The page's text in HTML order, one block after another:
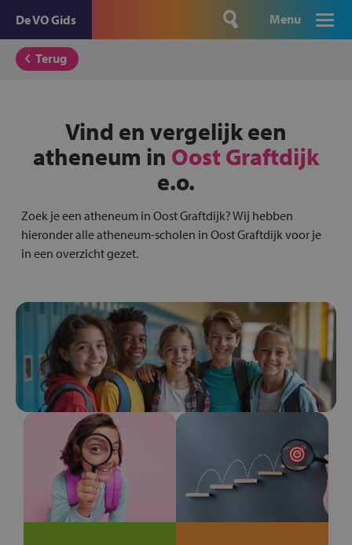
De VO Gids Menu
Terug
Vind en vergelijk een
atheneum in Oost Graftdijk
e.o.
Zoek je een atheneum in Oost Graftdijk? Wij hebben
hieronder alle atheneum-scholen in Oost Graftdijk voor je
in een overzicht gezet.